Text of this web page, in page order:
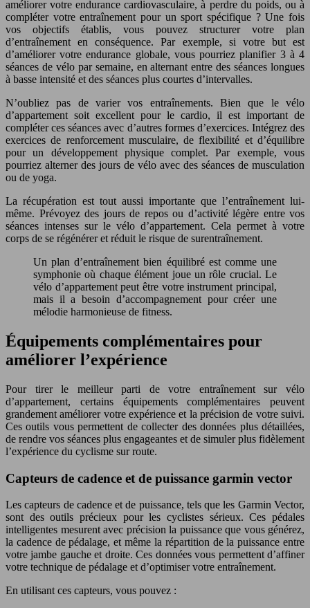
améliorer votre endurance cardiovasculaire, à perdre du poids, ou à
compléter votre entraînement pour un sport spécifique ? Une fois
vos objectifs établis, vous pouvez structurer votre plan
d’entraînement en conséquence. Par exemple, si votre but est
d’améliorer votre endurance globale, vous pourriez planifier 3 à 4
séances de vélo par semaine, en alternant entre des séances longues
à basse intensité et des séances plus courtes d’intervalles.
N’oubliez pas de varier vos entraînements. Bien que le vélo
d’appartement soit excellent pour le cardio, il est important de
compléter ces séances avec d’autres formes d’exercices. Intégrez des
exercices de renforcement musculaire, de flexibilité et d’équilibre
pour un développement physique complet. Par exemple, vous
pourriez alterner des jours de vélo avec des séances de musculation
ou de yoga.
La récupération est tout aussi importante que l’entraînement lui-
même. Prévoyez des jours de repos ou d’activité légère entre vos
séances intenses sur le vélo d’appartement. Cela permet à votre
corps de se régénérer et réduit le risque de surentraînement.
Un plan d’entraînement bien équilibré est comme une
symphonie où chaque élément joue un rôle crucial. Le
vélo d’appartement peut être votre instrument principal,
mais il a besoin d’accompagnement pour créer une
mélodie harmonieuse de fitness.
Équipements complémentaires pour
améliorer l’expérience
Pour tirer le meilleur parti de votre entraînement sur vélo
d’appartement, certains équipements complémentaires peuvent
grandement améliorer votre expérience et la précision de votre suivi.
Ces outils vous permettent de collecter des données plus détaillées,
de rendre vos séances plus engageantes et de simuler plus fidèlement
l’expérience du cyclisme sur route.
Capteurs de cadence et de puissance garmin vector
Les capteurs de cadence et de puissance, tels que les Garmin Vector,
sont des outils précieux pour les cyclistes sérieux. Ces pédales
intelligentes mesurent avec précision la puissance que vous générez,
la cadence de pédalage, et même la répartition de la puissance entre
votre jambe gauche et droite. Ces données vous permettent d’affiner
votre technique de pédalage et d’optimiser votre entraînement.
En utilisant ces capteurs, vous pouvez :